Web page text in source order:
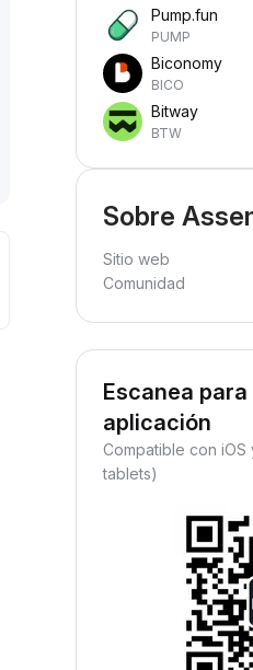
Pump.fun
PUMP
Biconomy
BICO
Bitway
BTW
Sobre
Sitio web
Comunidad
Escanea
aplicación
Compatible con
tablets)